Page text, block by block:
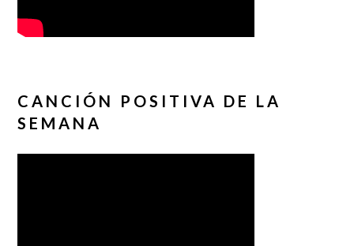
CANCIÓN POSITIVA DE LA
SEMANA